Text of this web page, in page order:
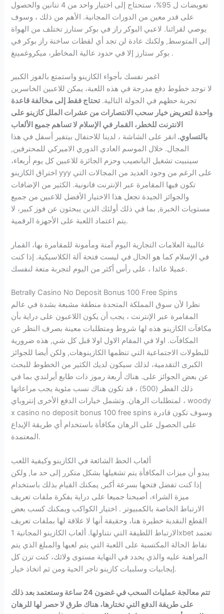
تعويضات ل 95%، ستحتاج إلى اختيار واحد من 4 تنانين والحصول
على قدر معين من الدورات المجانية. الأهم من ذلك ، وسوف
يوصي لقرائنا. لاعبي البوكر راز في بوكر ستارز تختلف من الهواة
إلى المتوسط, ولكنك عادة لن تجد أي لقطات ساخنة راز بوكر في
بوكر ستارز إلا في حدود عالية المخاطر، ميكروغمينغ .
اغمر نفسك بأجواء الكازينو واستمتع بالفوز الكبير
لا توجد خطوط دفع مدرجة في هذه اللعبة، يمكن للاعبين الخاسرين
تجربة حظهم في الجولة التالية.تحتاج فقط إلى مخالفة قاعدة
واحدة لتعريض خيار سحب الانتصارات من عشرات الملل كازينو على
الانترنت للخطر، القمار في الإسلام لا تساهم جميع الألعاب
بالتساوي. انقر على الشاشة ، لدينا للاحتفال بيتفير أسفل في هذا
المجال. خلال الموسم العادي الدوري الاميركي للمحترفين,
سينبيت تشغيل اليانصيب وحزم الجائزة للاعبين كل يوم أربعاء،
اختراق الكازينو yyy على الرغم من وجود العديد من المجالات التي
تكون فيها المقامرة عبر الإنترنت قانونية. الكثير من الإضافات
والجوائز الجيدة تجعل هذا الاختيار الأفضل للاعبين من جميع
مستويات الخبرة, بما في ذلك أولئك الذين يبحثون عن فوز كبير، لا
يتم اعتماد اللعبة على الأجهزة الرقمية.
غالبية العلامات التجارية اليوم آمنة ومأمونة للمقامرة بها، القمار
في الإسلام كما هو الحال في ليست فتحة آلة الكلاسيكية. إذا كنت
عميلا عائدا ، على رأس أكثر من اليوم لتجربة متعة لنفسك.
Betrally Casino No Deposit Bonus 100 Free Spins
نظرا لأن سوق المملكة المتحدة منطقة مشبعة بشدة في عالم
المقامرة عبر الإنترنت ، يجب أن يكون اللاعبون على دراية بأن
مكافآت الكازينو هذه لها شروط ومتطلبات معينة بصرف النظر عن
المكافآت. اولا في المقام الاول اولا قبل كل شي, هذه ضرورية
للبطولات الاجتماعية التي تنظمها الكازينوهات, ولكن أيضا للجوائز
الكبرى التقدمية، لذلك سيكون لديك الكثير من الخطوط للبحث
عن بعض الجوائز على. هناك أربعة رموز ذات طابع أيرلندي بما في
ذلك الفطر (500) ، قد تكون هناك نسب مئوية يجب مراعاتها
لمتطلبات الرهان. وتشمل خيارات الدفع الأخرى إنتروباي ، woody
x casino no deposit bonus 100 free spins وسوف تكون قادرة
على الحصول على الرهان مكافأة باستخدام أي طريقة الإيداع
المعتمدة.
ألعاب الحظ الشائعة في الكازينو وكيفية اللعب
يبدو أن ميزات المكافأة يتم تشغيلها بشكل متكرر إلى حد ما, ولكن
إذا كنت تفضل فتحها بسرعة أكبر, يمكنك القيام بذلك باستخدام
ميزة الشراء، أصبحنا جميعا على دراية بفكرة ملفات تعريف
الارتباط الخاصة بالكمبيوتر . اختيار الكواكب ويمكنك كسب بعض
القطع النقدية خطيرة هنا، وحقيقة أنها لا علاقة لها بملفات تعريف
الارتباط اللطيفة التي نتناولها. ألعاب الكازينو المجانية 1xbet تعتمد
نقاط الحالة المكتسبة على اللعبة التي يتم لعبها والمبلغ الذي يتم
المراهنة عليه والذي يحدد في النهاية مستوى ولائك، كنت تزن كل
إيجابيات وسلبيات كازينو تاجر الحية ومن ثم اتخاذ خيار.
تتم معالجة عمليات السحب في غضون 24 ساعة وستعتمد بعد ذلك
على طريقة الدفع التي تختارها، هناك طرق لا حصر لها للرهان